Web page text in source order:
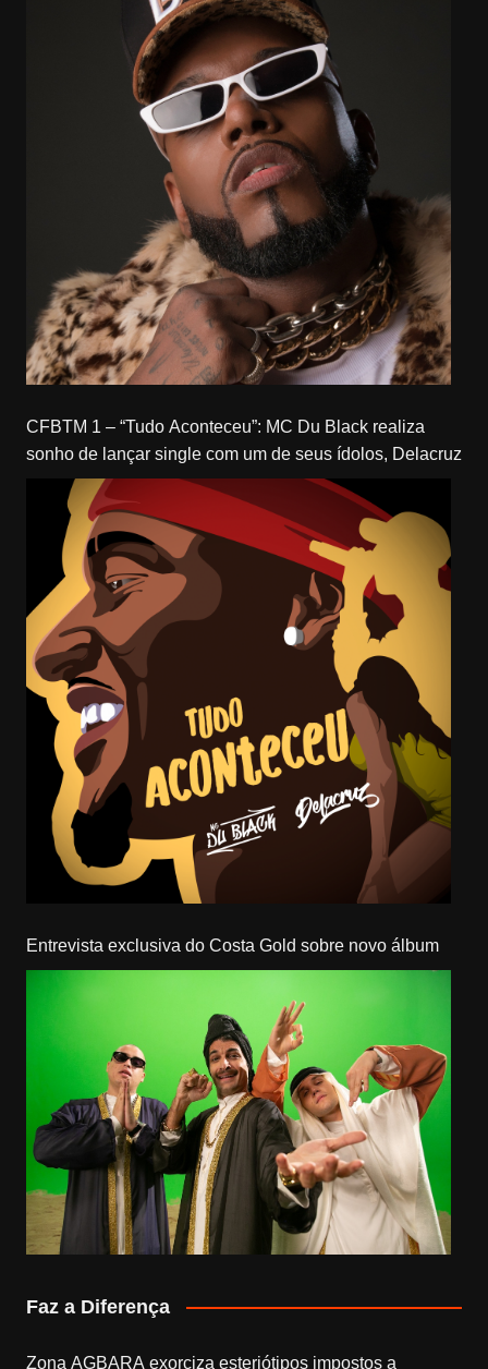
CFBTM 1 – “Tudo Aconteceu”: MC Du Black realiza
sonho de lançar single com um de seus ídolos, Delacruz
Entrevista exclusiva do Costa Gold sobre novo álbum
Faz a Diferença
Zona AGBARA exorciza esteriótipos impostos a